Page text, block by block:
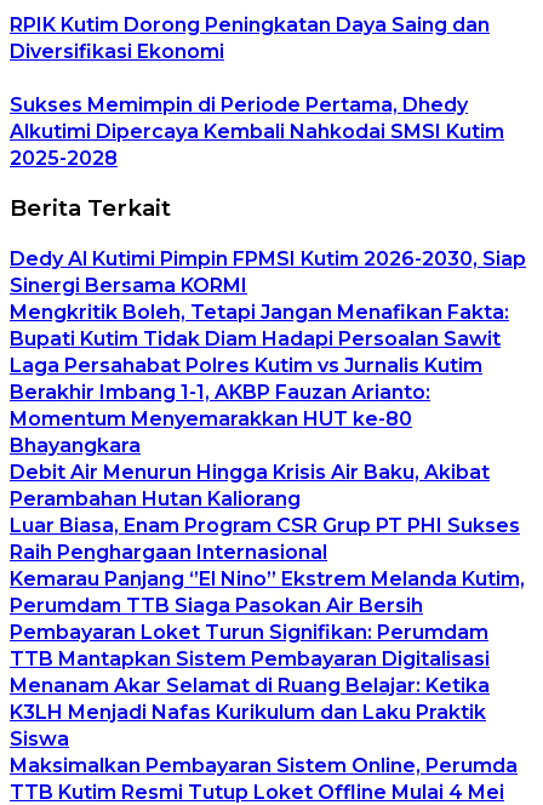
RPIK Kutim Dorong Peningkatan Daya Saing dan
Diversifikasi Ekonomi
Sukses Memimpin di Periode Pertama, Dhedy
Alkutimi Dipercaya Kembali Nahkodai SMSI Kutim
2025-2028
Berita Terkait
Dedy Al Kutimi Pimpin FPMSI Kutim 2026-2030, Siap
Sinergi Bersama KORMI
Mengkritik Boleh, Tetapi Jangan Menafikan Fakta:
Bupati Kutim Tidak Diam Hadapi Persoalan Sawit
Laga Persahabat Polres Kutim vs Jurnalis Kutim
Berakhir Imbang 1-1, AKBP Fauzan Arianto:
Momentum Menyemarakkan HUT ke-80
Bhayangkara
Debit Air Menurun Hingga Krisis Air Baku, Akibat
Perambahan Hutan Kaliorang
Luar Biasa, Enam Program CSR Grup PT PHI Sukses
Raih Penghargaan Internasional
Kemarau Panjang ‘’El Nino’’ Ekstrem Melanda Kutim,
Perumdam TTB Siaga Pasokan Air Bersih
Pembayaran Loket Turun Signifikan: Perumdam
TTB Mantapkan Sistem Pembayaran Digitalisasi
Menanam Akar Selamat di Ruang Belajar: Ketika
K3LH Menjadi Nafas Kurikulum dan Laku Praktik
Siswa
Maksimalkan Pembayaran Sistem Online, Perumda
TTB Kutim Resmi Tutup Loket Offline Mulai 4 Mei